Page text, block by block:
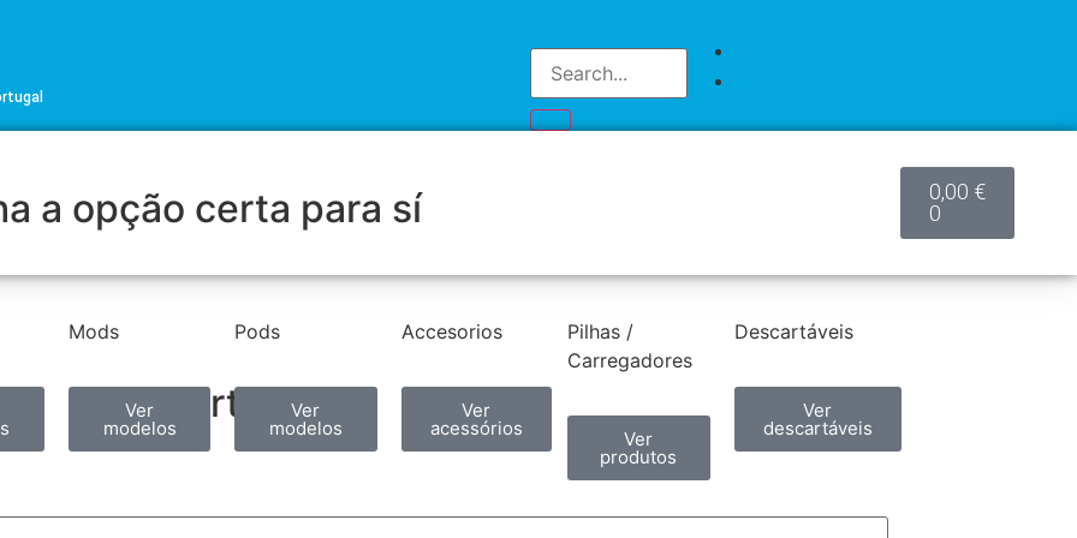
a opção certa para sí
Mods
Ver
modelos
Pods
Ver
modelos
Accesorios
Ver
acessórios
Pilhas /
Carregadores
Ver
produtos
Descartáveis
Ver
descartáveis
0,00 €
0
Partilhar